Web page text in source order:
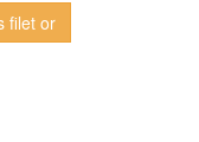
filet or